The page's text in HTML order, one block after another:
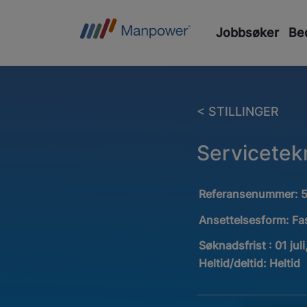
Jobbsøker
< STILLINGER
Referansenummer:
Ansettelsesform:
Søknadsfrist : 01
Heltid/deltid: Heltid